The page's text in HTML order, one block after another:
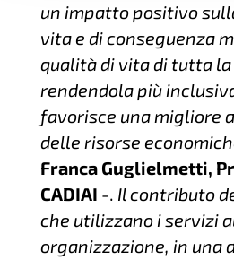
un impatto positivo
vita e di conseguenza
qualità di vita di tutta la
rendendola più
favorisce una migliore
delle risorse
Franca Guglielmetti,
CADIAI -. Il contributo
che utilizzano i servizi
organizzazione, in una